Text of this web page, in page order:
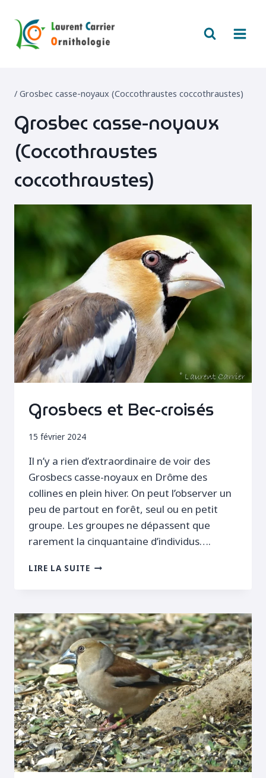
contenu
/ Grosbec casse-noyaux (Coccothraustes coccothraustes)
Grosbec casse-noyaux
(Coccothraustes
coccothraustes)
Grosbecs et Bec-croisés
15 février 2024
Il n’y a rien d’extraordinaire de voir des
Grosbecs casse-noyaux en Drôme des
collines en plein hiver. On peut l’observer un
peu de partout en forêt, seul ou en petit
groupe. Les groupes ne dépassent que
rarement la cinquantaine d’individus….
LIRE LA SUITEGROSBECS